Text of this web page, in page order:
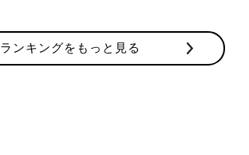
ランキングをもっと見る